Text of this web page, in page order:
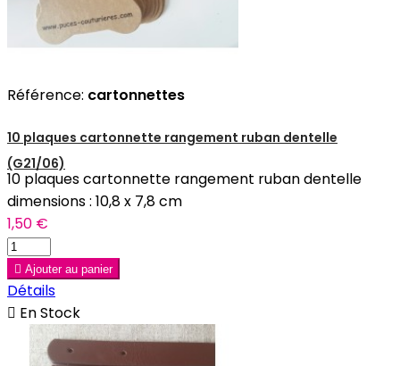
Référence: cartonnettes
10 plaques cartonnette rangement ruban dentelle
(G21/06)
10 plaques cartonnette rangement ruban dentelle
dimensions : 10,8 x 7,8 cm
1,50 €
 Ajouter au panier
Détails
 En Stock